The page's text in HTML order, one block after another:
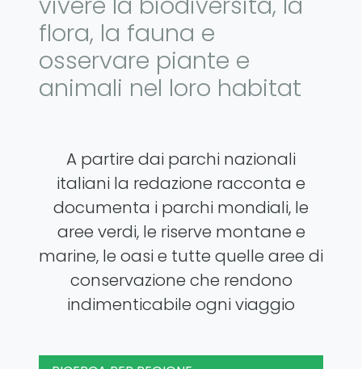
flora, la fauna e
osservare piante e
animali nel loro habitat
A partire dai parchi nazionali
italiani la redazione racconta e
documenta i parchi mondiali, le
aree verdi, le riserve montane e
marine, le oasi e tutte quelle aree di
conservazione che rendono
indimenticabile ogni viaggio